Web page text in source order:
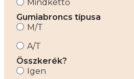
Mindkettő
Gumiabroncs típusa
M/T
A/T
Összkerék?
Igen